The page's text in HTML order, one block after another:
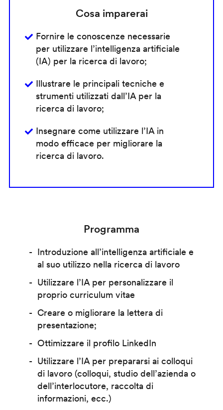
Cosa imparerai
Fornire le conoscenze necessarie
per utilizzare l’intelligenza artificiale
(IA) per la ricerca di lavoro;
Illustrare le principali tecniche e
strumenti utilizzati dall’IA per la
ricerca di lavoro;
Insegnare come utilizzare l’IA in
modo efficace per migliorare la
ricerca di lavoro.
Programma
Introduzione all’intelligenza artificiale e
al suo utilizzo nella ricerca di lavoro
Utilizzare l’IA per personalizzare il
proprio curriculum vitae
Creare o migliorare la lettera di
presentazione;
Ottimizzare il profilo LinkedIn
Utilizzare l’IA per prepararsi ai colloqui
di lavoro (colloqui, studio dell’azienda o
dell’interlocutore, raccolta di
informazioni, ecc.)